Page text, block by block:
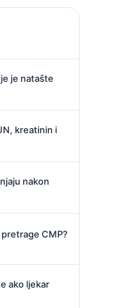
je natašte
kreatinin i
nakon
CMP?
ako ljekar